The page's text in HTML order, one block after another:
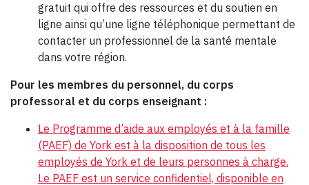
gratuit qui offre des ressources et du soutien en
ligne ainsi qu’une ligne téléphonique permettant de
contacter un professionnel de la santé mentale
dans votre région.
Pour les membres du personnel, du corps
professoral et du corps enseignant :
Le Programme d’aide aux employés et à la famille
(PAEF) de York est à la disposition de tous les
employés de York et de leurs personnes à charge.
Le PAEF est un service confidentiel, disponible en